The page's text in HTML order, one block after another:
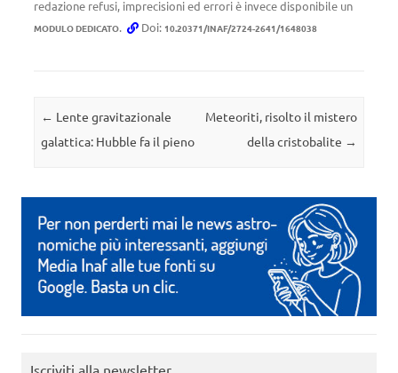
redazione refusi, imprecisioni ed errori è invece disponibile un
MODULO DEDICATO. Doi: 10.20371/INAF/2724-2641/1648038
Navigazione articolo
← Lente gravitazionale
galattica: Hubble fa il pieno
Meteoriti, risolto il mistero
della cristobalite →
Iscriviti alla newsletter